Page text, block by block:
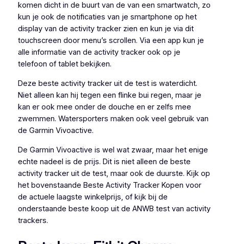
komen dicht in de buurt van de van een smartwatch, zo
kun je ook de notificaties van je smartphone op het
display van de activity tracker zien en kun je via dit
touchscreen door menu’s scrollen. Via een app kun je
alle informatie van de activity tracker ook op je
telefoon of tablet bekijken.
Deze beste activity tracker uit de test is waterdicht.
Niet alleen kan hij tegen een flinke bui regen, maar je
kan er ook mee onder de douche en er zelfs mee
zwemmen. Watersporters maken ook veel gebruik van
de Garmin Vivoactive.
De Garmin Vivoactive is wel wat zwaar, maar het enige
echte nadeel is de prijs. Dit is niet alleen de beste
activity tracker uit de test, maar ook de duurste. Kijk op
het bovenstaande Beste Activity Tracker Kopen voor
de actuele laagste winkelprijs, of kijk bij de
onderstaande beste koop uit de ANWB test van activity
trackers.